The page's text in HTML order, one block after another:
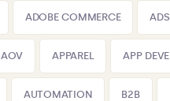
ADOBE COMMERCE ADS
AOV APPAREL APP
AUTOMATION B2B